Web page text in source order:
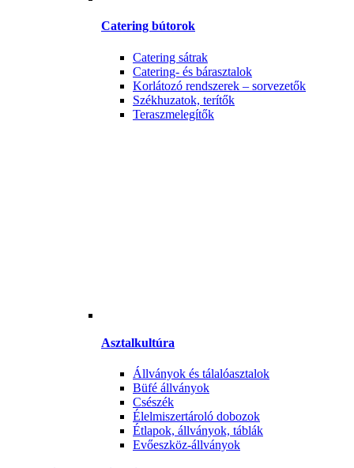
Catering bútorok
Catering sátrak
Catering- és bárasztalok
Korlátozó rendszerek – sorvezetők
Székhuzatok, terítők
Teraszmelegítők
Asztalkultúra
Állványok és tálalóasztalok
Büfé állványok
Csészék
Élelmiszertároló dobozok
Étlapok, állványok, táblák
Evőeszköz-állványok